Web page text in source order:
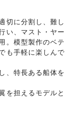
切に分割し、難し
い、マスト・ヤー
。模型製作のベテ
も手軽に楽しんで
、特長ある船体を
を担えるモデルと